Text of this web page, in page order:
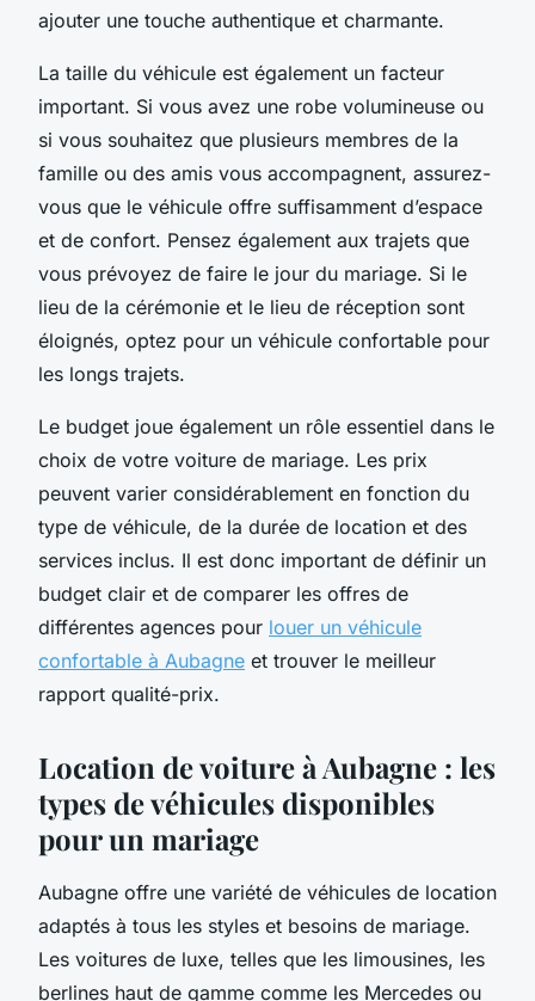
ajouter une touche authentique et charmante.
La taille du véhicule est également un facteur
important. Si vous avez une robe volumineuse ou
si vous souhaitez que plusieurs membres de la
famille ou des amis vous accompagnent, assurez-
vous que le véhicule offre suffisamment d’espace
et de confort. Pensez également aux trajets que
vous prévoyez de faire le jour du mariage. Si le
lieu de la cérémonie et le lieu de réception sont
éloignés, optez pour un véhicule confortable pour
les longs trajets.
Le budget joue également un rôle essentiel dans le
choix de votre voiture de mariage. Les prix
peuvent varier considérablement en fonction du
type de véhicule, de la durée de location et des
services inclus. Il est donc important de définir un
budget clair et de comparer les offres de
différentes agences pour louer un véhicule
confortable à Aubagne et trouver le meilleur
rapport qualité-prix.
Location de voiture à Aubagne : les
types de véhicules disponibles
pour un mariage
Aubagne offre une variété de véhicules de location
adaptés à tous les styles et besoins de mariage.
Les voitures de luxe, telles que les limousines, les
berlines haut de gamme comme les Mercedes ou